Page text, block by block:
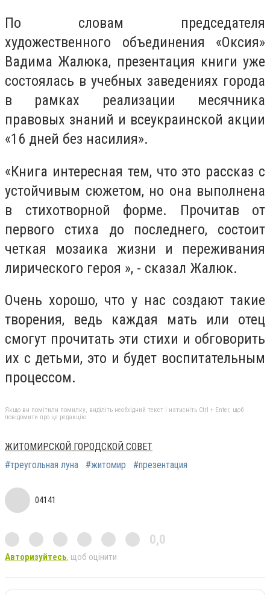
По словам председателя
художественного объединения «Оксия»
Вадима Жалюка, презентация книги уже
состоялась в учебных заведениях города
в рамках реализации месячника
правовых знаний и всеукраинской акции
«16 дней без насилия».
«Книга интересная тем, что это рассказ с
устойчивым сюжетом, но она выполнена
в стихотворной форме. Прочитав от
первого стиха до последнего, состоит
четкая мозаика жизни и переживания
лирического героя », - сказал Жалюк.
Очень хорошо, что у нас создают такие
творения, ведь каждая мать или отец
смогут прочитать эти стихи и обговорить
их с детьми, это и будет воспитательным
процессом.
Якщо ви помітили помилку, виділіть необхідний текст і натисніть Ctrl + Enter, щоб
повідомити про це редакцію
ЖИТОМИРСКОЙ ГОРОДСКОЙ СОВЕТ
#треугольная луна
#житомир #презентация
04141
0,0
Авторизуйтесь, щоб оцінити